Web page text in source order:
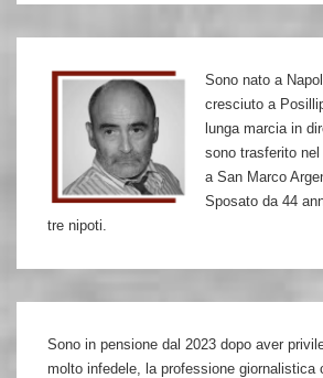
Sono nato a
cresciuto a
lunga marcia in
sono trasferito
a San Marco
Sposato da 44
tre nipoti.
Sono in pensione dal 2023 dopo aver
molto infedele, la professione giornalistica